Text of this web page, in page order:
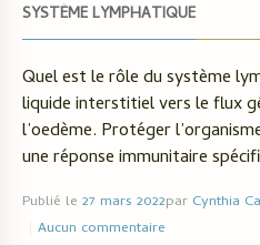
SYSTÈME LYMPHATIQUE
Quel est le rôle du système
liquide interstitiel vers le flux
l’oedème. Protéger
une réponse immunitaire
Publié le 27 mars 2022par Cynthia
Aucun commentaire